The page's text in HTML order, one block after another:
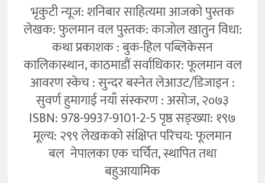
भृकुटी न्यूज: शनिबार साहित्यमा आजको पुस्तक
लेखक: फुलमान वल पुस्तक: काजोल खातुन विधा:
कथा प्रकाशक : बुक-हिल पब्लिकेसन
कालिकास्थान, काठमाडौं सर्वाधिकार: फूलमान वल
आवरण स्केच : सुन्दर बस्नेत लेआउट/डिजाइन :
सुवर्ण हुमागाई नयाँ संस्करण : असोज, २०७३
ISBN: 978-9937-9101-2-5 पृष्ठ सङ्ख्या: १९७
मूल्य: २९९ लेखकको संक्षिप्त परिचय: फूलमान
बल नेपालका एक चर्चित, स्थापित तथा
बहुआयामिक